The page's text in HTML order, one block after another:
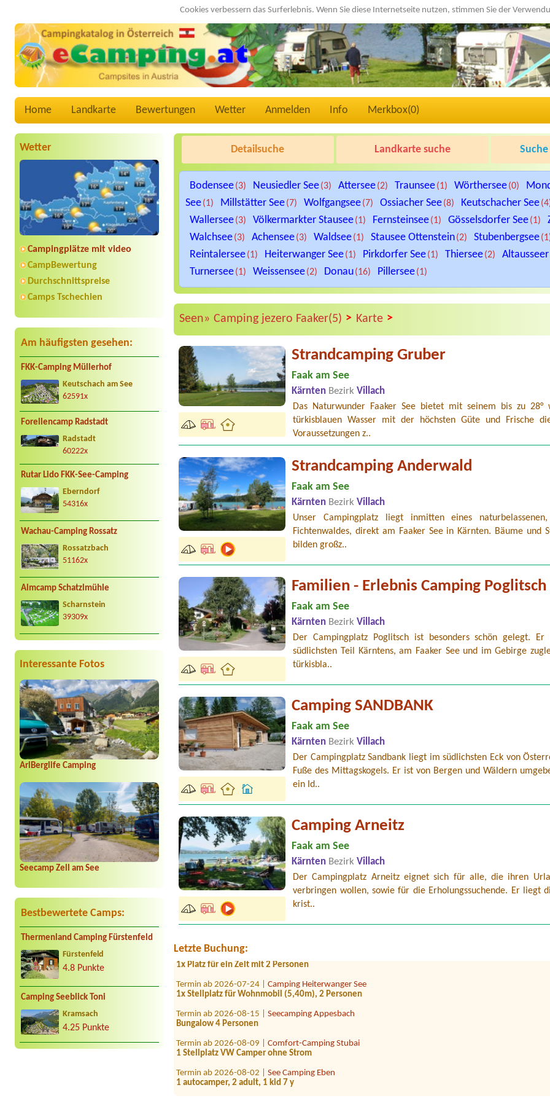
Cookies verbessern das Surferlebnis. Wenn Sie diese Internetseite nutzen, stimmen Sie der
Home Landkarte Bewertungen Wetter Anmelden Info Merkbox(0)
Wetter
Campingplätze mit video
CampBewertung
Durchschnittspreise
Camps Tschechien
Am häufigsten gesehen:
FKK-Camping Müllerhof
Keutschach am See
62591x
Forellencamp Radstadt
Radstadt
60222x
Rutar Lido FKK-See-Camping
Eberndorf
54316x
Wachau-Camping Rossatz
Rossatzbach
51162x
Almcamp Schatzlmühle
Scharnstein
39309x
Interessante Fotos
ArlBerglife Camping
Seecamp Zell am See
Bestbewertete Camps:
Thermenland Camping Fürstenfeld
Fürstenfeld
4.8 Punkte
Camping Seeblick Toni
Kramsach
4.25 Punkte
Detailsuche Landkarte suche
Bodensee(3) Neusiedler See(3) Attersee(2) Traunsee(1) Wörthersee(0)
See(1) Millstätter See(7) Wolfgangsee(7) Ossiacher See(8) Keutschacher See
Wallersee(3) Völkermarkter Stausee(1) Fernsteinsee(1) Gösselsdorfer See(1)
Walchsee(3) Achensee(3) Waldsee(1) Stausee Ottenstein(2) Stubenbergsee
Reintalersee(1) Heiterwanger See(1) Pirkdorfer See(1) Thiersee(2) Altausseer
Turnersee(1) Weissensee(2) Donau(16) Pillersee(1)
Seen» Camping jezero Faaker(5) > Karte >
Strandcamping Gruber
Faak am See
Kärnten Bezirk Villach
Das Naturwunder Faaker See bietet mit seinem bis zu 28°
türkisblauen Wasser mit der höchsten Güte und Frische
Voraussetzungen z..
Strandcamping Anderwald
Faak am See
Kärnten Bezirk Villach
Unser Campingplatz liegt inmitten eines
Fichtenwaldes, direkt am Faaker See in Kärnten. Bäume und
bilden großz..
Familien - Erlebnis Camping Poglitsch
Faak am See
Kärnten Bezirk Villach
Der Campingplatz Poglitsch ist besonders schön gelegt.
südlichsten Teil Kärntens, am Faaker See und im Gebirge
türkisbla..
Camping SANDBANK
Faak am See
Kärnten Bezirk Villach
Der Campingplatz Sandbank liegt im südlichsten Eck von
Fuße des Mittagskogels. Er ist von Bergen und Wäldern
ein Id..
Camping Arneitz
Faak am See
Kärnten Bezirk Villach
Der Campingplatz Arneitz eignet sich für alle, die ihren
verbringen wollen, sowie für die Erholungssuchende. Er liegt
krist..
Letzte Buchung:
Termin ab 2026-07-22 |Campingplatz Neufelder See
1x Platz für 1x Erw. und 1x Kind
Termin ab 2026-08-08 |
1x Platz für 2 Personen/
Termin ab 2026-08-07 |
1x Platz für ein Zelt mit 2 Personen
1x Stellplatz für Wohnmobil (5,40m), 2 Personen
Bungalow 4 Personen
1 Stellplatz VW Camper ohne Strom
1 autocamper, 2 adult, 1 kid 7 y